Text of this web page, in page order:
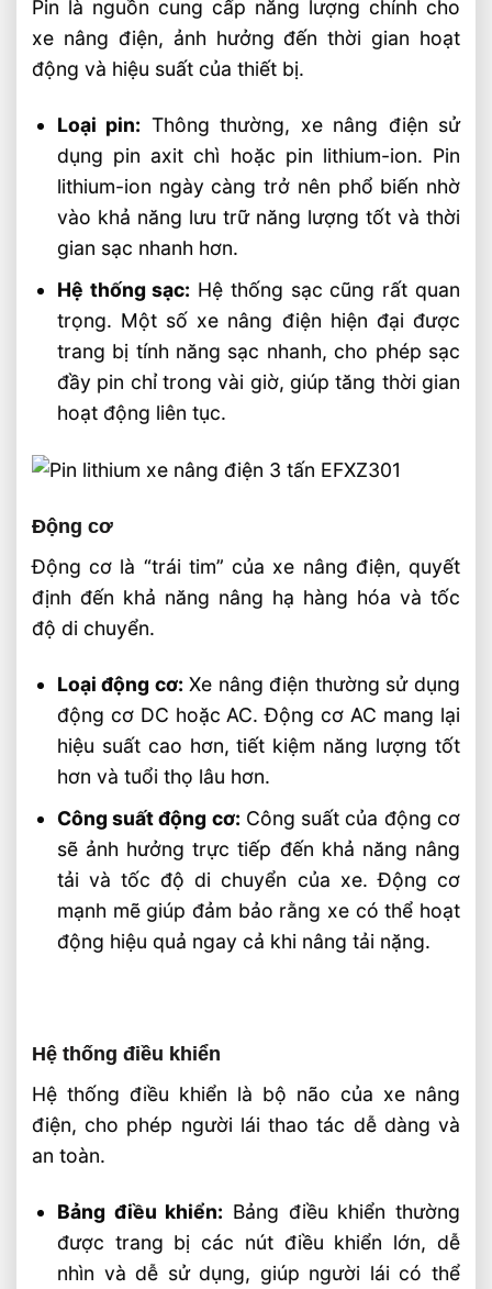
Pin là nguồn cung cấp năng lượng chính cho
xe nâng điện, ảnh hưởng đến thời gian hoạt
động và hiệu suất của thiết bị.
Loại pin: Thông thường, xe nâng điện sử
dụng pin axit chì hoặc pin lithium-ion. Pin
lithium-ion ngày càng trở nên phổ biến nhờ
vào khả năng lưu trữ năng lượng tốt và thời
gian sạc nhanh hơn.
Hệ thống sạc: Hệ thống sạc cũng rất quan
trọng. Một số xe nâng điện hiện đại được
trang bị tính năng sạc nhanh, cho phép sạc
đầy pin chỉ trong vài giờ, giúp tăng thời gian
hoạt động liên tục.
Động cơ
Động cơ là “trái tim” của xe nâng điện, quyết
định đến khả năng nâng hạ hàng hóa và tốc
độ di chuyển.
Loại động cơ: Xe nâng điện thường sử dụng
động cơ DC hoặc AC. Động cơ AC mang lại
hiệu suất cao hơn, tiết kiệm năng lượng tốt
hơn và tuổi thọ lâu hơn.
Công suất động cơ: Công suất của động cơ
sẽ ảnh hưởng trực tiếp đến khả năng nâng
tải và tốc độ di chuyển của xe. Động cơ
mạnh mẽ giúp đảm bảo rằng xe có thể hoạt
động hiệu quả ngay cả khi nâng tải nặng.
Hệ thống điều khiển
Hệ thống điều khiển là bộ não của xe nâng
điện, cho phép người lái thao tác dễ dàng và
an toàn.
Bảng điều khiển: Bảng điều khiển thường
được trang bị các nút điều khiển lớn, dễ
nhìn và dễ sử dụng, giúp người lái có thể